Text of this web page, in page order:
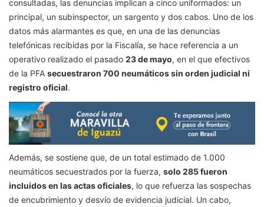
consultadas, las denuncias implican a cinco uniformados: un
principal, un subinspector, un sargento y dos cabos. Uno de los
datos más alarmantes es que, en una de las denuncias
telefónicas recibidas por la Fiscalía, se hace referencia a un
operativo realizado el pasado 23 de mayo, en el que efectivos
de la PFA secuestraron 700 neumáticos sin orden judicial ni
registro oficial.
Además, se sostiene que, de un total estimado de 1.000
neumáticos secuestrados por la fuerza, solo 285 fueron
incluidos en las actas oficiales, lo que refuerza las sospechas
de encubrimiento y desvío de evidencia judicial. Un cabo,